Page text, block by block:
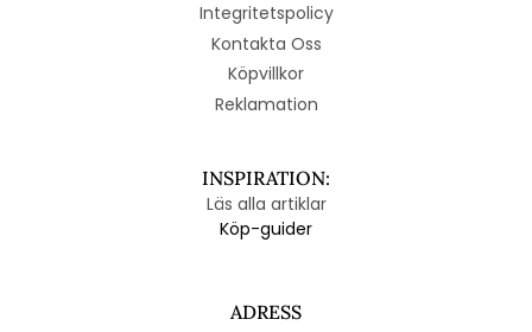
Integritetspolicy
Kontakta Oss
Köpvillkor
Reklamation
INSPIRATION:
Läs alla artiklar
Köp-guider
ADRESS